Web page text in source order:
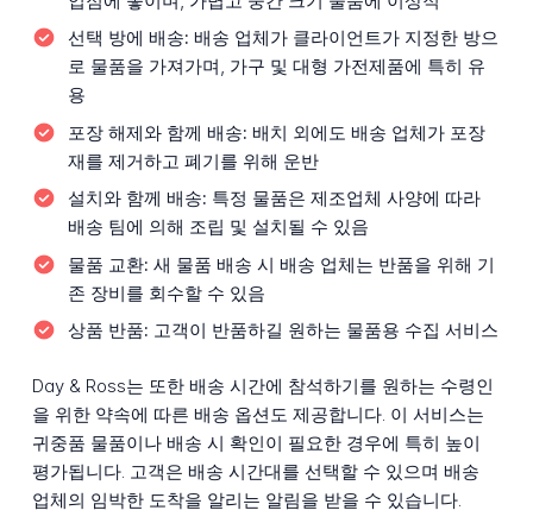
선택 방에 배송: 배송 업체가 클라이언트가 지정한 방으
로 물품을 가져가며, 가구 및 대형 가전제품에 특히 유
용
포장 해제와 함께 배송: 배치 외에도 배송 업체가 포장
재를 제거하고 폐기를 위해 운반
설치와 함께 배송: 특정 물품은 제조업체 사양에 따라
배송 팀에 의해 조립 및 설치될 수 있음
물품 교환: 새 물품 배송 시 배송 업체는 반품을 위해 기
존 장비를 회수할 수 있음
상품 반품: 고객이 반품하길 원하는 물품용 수집 서비스
Day & Ross는 또한 배송 시간에 참석하기를 원하는 수령인
을 위한 약속에 따른 배송 옵션도 제공합니다. 이 서비스는
귀중품 물품이나 배송 시 확인이 필요한 경우에 특히 높이
평가됩니다. 고객은 배송 시간대를 선택할 수 있으며 배송
업체의 임박한 도착을 알리는 알림을 받을 수 있습니다.